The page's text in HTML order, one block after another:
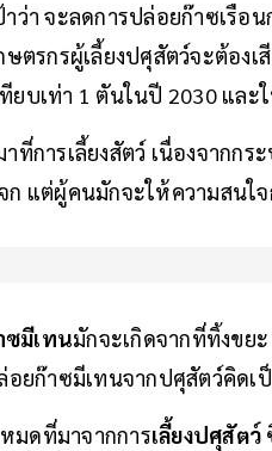
าว่า จะลดการปล่อยก๊าซเรือ
ตรกรผู้เลี้ยงปศุสัตว์จะต้อง
ยบเท่า 1 ตันในปี 2030 แล
ที่การเลี้ยงสัตว์ เนื่องจากก
ก แต่ผู้คนมักจะให้ความสนใ
ซมีเทนมักจะเกิดจากที่ทิ้งขย
อยก๊าซมีเทนจากปศุสัตว์คิด
มดที่มาจากการเลี้ยงปศุสัตว์